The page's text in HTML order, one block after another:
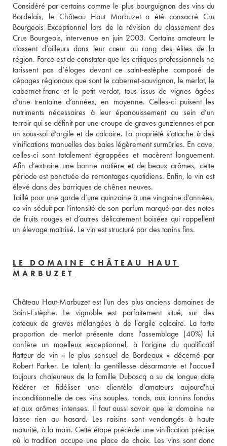
Considéré par certains comme le plus bourguignon des vins du
Bordelais, le Château Haut Marbuzet a été consacré Cru
Bourgeois Exceptionnel lors de la révision du classement des
Crus Bourgeois, intervenue en juin 2003. Certains amateurs le
classent d’ailleurs dans leur cœur au rang des élites de la
région. Force est de constater que les critiques professionnels ne
tarissent pas d’éloges devant ce saint-estèphe composé de
cépages régionaux que sont le cabernet-sauvignon, le merlot, le
cabernet-franc et le petit verdot, tous issus de vignes âgées
d’une trentaine d’années, en moyenne. Celles-ci puisent les
nutriments nécessaires à leur épanouissement au sein d’un
terroir qui se définit par une croupe de graves gunziennes et par
un sous-sol d’argile et de calcaire. La propriété s’attache à des
vinifications manuelles des baies légèrement surmûries. En cave,
celles-ci sont totalement égrappées et macèrent longuement.
Afin d’extraire une bonne matière et de beaux arômes, cette
période est ponctuée de remontages quotidiens. Enfin, le vin est
élevé dans des barriques de chênes neuves.
Taillé pour une garde d’une quinzaine à une vingtaine d’années,
ce vin séduit par l’intensité de son parfum marqué par des notes
de fruits rouges et d’autres délicatement boisées qui rappellent
un élevage maîtrisé. Le vin est structuré par des tanins fins.
LE DOMAINE CHÂTEAU HAUT
MARBUZET
Château Haut-Marbuzet est l'un des plus anciens domaines de
Saint-Estèphe. Le vignoble est parfaitement situé, sur des
coteaux de graves mélangées à de l'argile calcaire. La forte
proportion de merlot présente dans l'assemblage (40%) lui
confère un moelleux exceptionnel, à l'origine du qualificatif
flatteur de vin « le plus sensuel de Bordeaux » décerné par
Robert Parker. Le talent, la gentillesse désarmante et l'accueil
toujours chaleureux de la famille Duboscq a su de longue date
fédérer et fidéliser une clientèle d'amateurs aujourd'hui
inconditionnelle de ces vins souples, ronds, aux tannins fondus
et aux arômes intenses. Il faut aussi savoir que le domaine ne
laisse rien au hasard. Les raisins sont vendangés à haute
maturité, à la main. Cette étape précède une vinification précise
où la tradition occupe une place de choix. Les vins sont donc